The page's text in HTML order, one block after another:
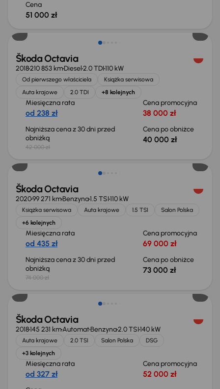
Cena
51 000 zł
Taniej o 2 000 zł
Škoda Octavia
2018210 853 kmDiesel2.0 TDI110 kW
Od pierwszego właściciela
Książka serwisowa
Auta krajowe
2.0 TDI +8 kolejnych
Miesięczna rata
od 238 zł
Cena promocyjna
38 000 zł
Najniższa cena z 30 dni przed
obniżką
42 000 zł
Cena po obniżce
40 000 zł
Taniej o 1 000 zł
Škoda Octavia
202099 271 kmBenzyna1.5 TSI110 kW
Książka serwisowa Auta krajowe 1.5 TSI
Salon Polska
+6 kolejnych
Miesięczna rata
od 435 zł
Cena promocyjna
69 000 zł
Najniższa cena z 30 dni przed
obniżką
74 000 zł
Cena po obniżce
73 000 zł
Škoda Octavia
2018145 231 kmAutomatBenzyna2.0 TSI140 kW
Auta krajowe 2.0 TSI Salon Polska
DSG
+3 kolejnych
Miesięczna rata
od 327 zł
Cena promocyjna
52 000 zł